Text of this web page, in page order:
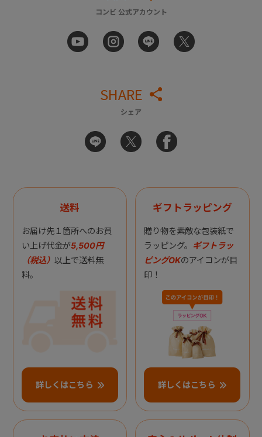
コンビ 公式アカウント
SHARE
シェア
送料
お届け先１箇所へのお買
い上げ代金が5,500円
（税込） 以上で送料無
料。
詳しくはこちら
ギフトラッピング
贈り物を素敵な包装紙で
ラッピング。 ギフトラッ
ピングOKのアイコンが目
印！
詳しくはこちら